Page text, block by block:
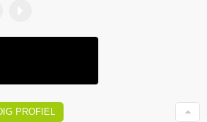
PROFIEL